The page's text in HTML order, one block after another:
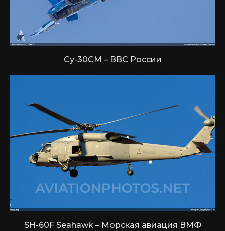
Су-30СМ – ВВС России
SH-60F Seahawk – Морская авиация ВМФ